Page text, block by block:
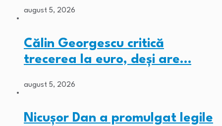
august 5, 2026
Călin Georgescu critică
trecerea la euro, deși are…
august 5, 2026
Nicușor Dan a promulgat legile